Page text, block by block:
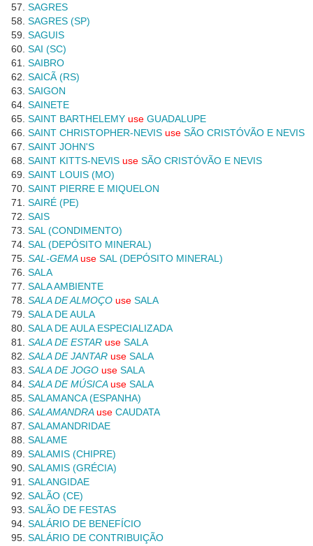
SAGRES
SAGRES (SP)
SAGUIS
SAI (SC)
SAIBRO
SAICÃ (RS)
SAIGON
SAINETE
SAINT BARTHELEMY use GUADALUPE
SAINT CHRISTOPHER-NEVIS use SÃO CRISTÓVÃO E NEVIS
SAINT JOHN'S
SAINT KITTS-NEVIS use SÃO CRISTÓVÃO E NEVIS
SAINT LOUIS (MO)
SAINT PIERRE E MIQUELON
SAIRÉ (PE)
SAIS
SAL (CONDIMENTO)
SAL (DEPÓSITO MINERAL)
SAL-GEMAuse SAL (DEPÓSITO MINERAL)
SALA
SALA AMBIENTE
SALA DE ALMOÇO use SALA
SALA DE AULA
SALA DE AULA ESPECIALIZADA
SALA DE ESTAR use SALA
SALA DE JANTAR use SALA
SALA DE JOGO use SALA
SALA DE MÚSICAuse SALA
SALAMANCA (ESPANHA)
SALAMANDRAuse CAUDATA
SALAMANDRIDAE
SALAME
SALAMIS (CHIPRE)
SALAMIS (GRÉCIA)
SALANGIDAE
SALÃO (CE)
SALÃO DE FESTAS
SALÁRIO DE BENEFÍCIO
SALÁRIO DE CONTRIBUIÇÃO